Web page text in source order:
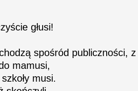
głusi!
spośród publiczności, z
mamusi,
musi.